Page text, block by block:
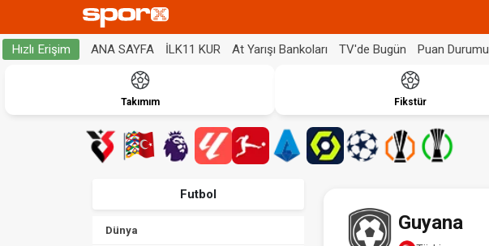
Hızlı Erişim ANA SAYFA İLK11 KUR At Yarışı Bankoları TV'de Bugün Puan Durumu
Takımım Fikstür
Futbol
Dünya Guyana